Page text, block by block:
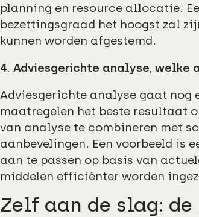
planning en resource allocatie.
bezettingsgraad het hoogst zal
kunnen worden afgestemd.
4. Adviesgerichte analyse, welke
Adviesgerichte analyse gaat nog
maatregelen het beste resultaat
van analyse te combineren met
aanbevelingen. Een voorbeeld is
aan te passen op basis van
middelen efficiënter worden
Zelf aan de slag: